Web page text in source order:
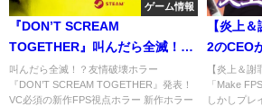
ゲーム情報
『DON’T SCREAM
TOGETHER』叫んだら全滅！？
友情破壊ホラゲー発表！—VC必
須の新作FPS視点ホラー
叫んだら全滅！？友情破壊ホラー
『DON’T SCREAM TOGETHER』発表！
VC必須の新作FPS視点ホラー 新作ホラー
【炎上
2のCEO
Again」
イヤー数
【炎上＆
「Make
しかしプレ